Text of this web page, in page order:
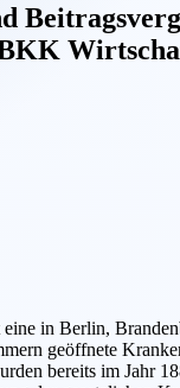
in Berlin,
geöffnete
bereits im Jahr